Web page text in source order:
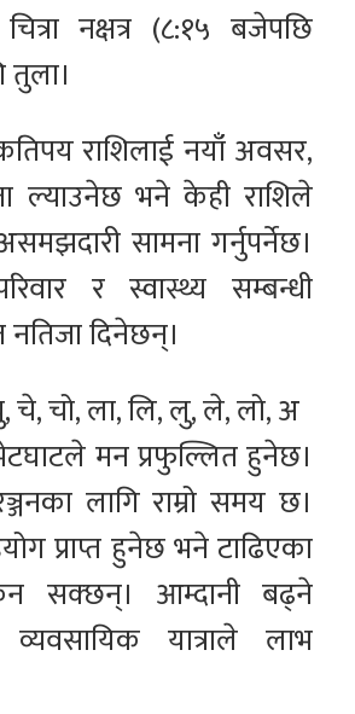
नक्षत्र (८:१५ बजेपछि
तुला।
राशिलाई नयाँ अवसर,
भने केही राशिले
सामना गर्नुपर्नेछ।
र स्वास्थ्य सम्बन्धी
नतिजा दिनेछन्।
चो, ला, लि, लु, ले, लो, अ
मन प्रफुल्लित हुनेछ।
लागि राम्रो समय छ।
प्राप्त हुनेछ भने टाढिएका
सक्छन्। आम्दानी बढ्ने
यात्राले लाभ